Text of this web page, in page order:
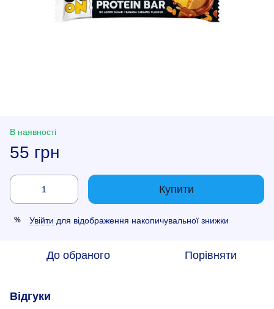
В наявності
55 грн
Купити
% Увійти для відображення накопичувальної знижки
До обраного Порівняти
Відгуки